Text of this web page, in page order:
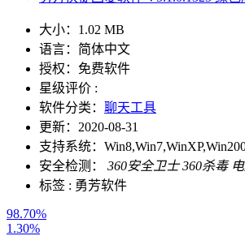
大小： 1.02 MB
语言： 简体中文
授权： 免费软件
星级评价 :
软件分类： 聊天工具
更新： 2020-08-31
支持系统：
安全检测：
360安全卫士 360杀毒
标签 : 勇芳软件
98.70%
1.30%